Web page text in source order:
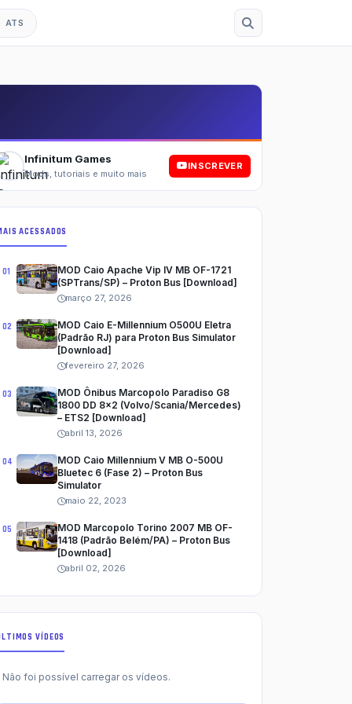
ATS
Infinitum Games
Mods, tutoriais e muito mais
INSCREVER
ACESSADOS
MOD Caio Apache Vip IV MB OF-1721
(SPTrans/SP) – Proton Bus [Download]
março 27, 2026
MOD Caio E-Millennium O500U Eletra
(Padrão RJ) para Proton Bus Simulator
[Download]
fevereiro 27, 2026
MOD Ônibus Marcopolo Paradiso G8
1800 DD 8x2 (Volvo/Scania/Mercedes)
– ETS2 [Download]
abril 13, 2026
MOD Caio Millennium V MB O-500U
Bluetec 6 (Fase 2) – Proton Bus
Simulator
maio 22, 2023
MOD Marcopolo Torino 2007 MB OF-
1418 (Padrão Belém/PA) – Proton Bus
[Download]
abril 02, 2026
VÍDEOS
Não foi possível carregar os vídeos.